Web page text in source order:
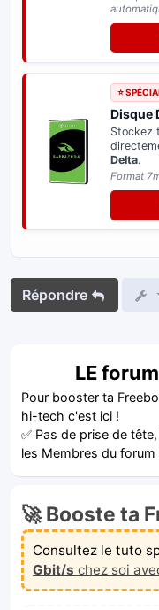
⭐
Disque
Stockez
Delta.
Format
Répondre
LE
Pour booster ta
hi-tech c'est ici !
✅ Pas de prise de
les Membres du forum
🚀 Booste ta
Consultez le tuto
Gbit/s chez soi